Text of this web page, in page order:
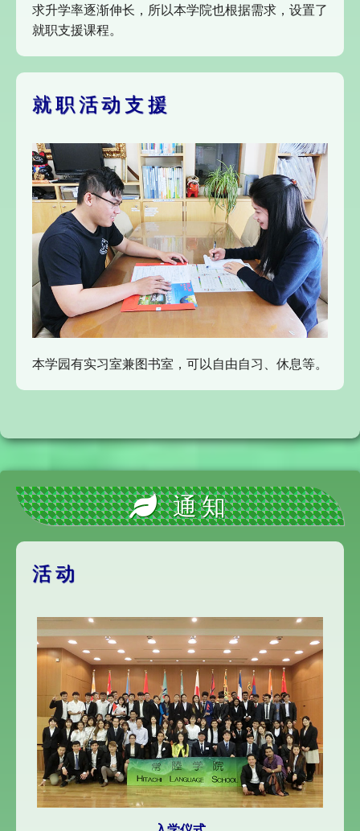
求升学率逐渐伸长，所以本学院也根据需求，设置了
就职支援课程。
就职活动支援
本学园有实习室兼图书室，可以自由自习、休息等。
通知
活动